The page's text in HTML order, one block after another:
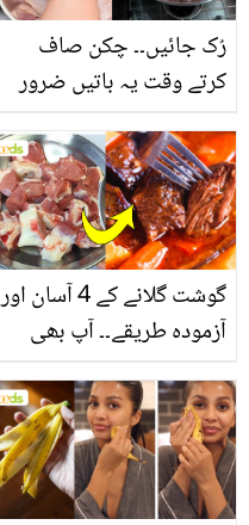
رُک جائیں۔۔ چکن صاف
کرتے وقت یہ باتیں ضرور
گوشت گلانے کے 4 آسان اور
آزمودہ طریقے۔۔ آپ بھی
بتائے راز